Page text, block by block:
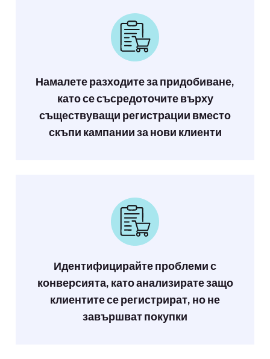
Намалете разходите за придобиване,
като се съсредоточите върху
съществуващи регистрации вместо
скъпи кампании за нови клиенти
Идентифицирайте проблеми с
конверсията, като анализирате защо
клиентите се регистрират, но не
завършват покупки